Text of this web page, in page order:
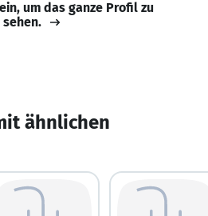
um das ganze Profil zu
sehen.
ähnlichen